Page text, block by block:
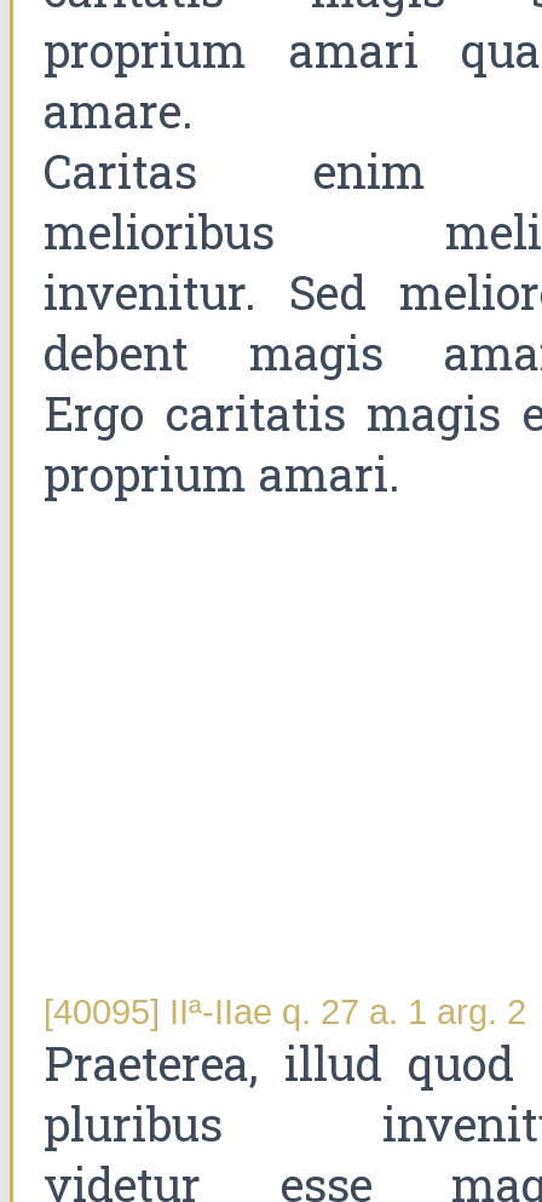
proprium amari
amare.
Caritas enim
melioribus
invenitur. Sed
debent magis
Ergo caritatis magis
proprium amari.
[40095] IIª-IIae q. 27 a. 1 arg. 2
Praeterea, illud
pluribus
videtur esse